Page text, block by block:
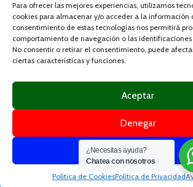
Para ofrecer las mejores experiencias, utilizamos
cookies para almacenar y/o acceder a la información
consentimiento de estas tecnologías nos permitirá
comportamiento de navegación o las identificaciones
No consentir o retirar el consentimiento, puede
ciertas características y funciones.
Aceptar
Denegar
Ver preferencias
Política de CookiesPolítica de Privacidad
Política de cookies
Accesibilidad
Formulario de accesibilidad
Mapa del sitio
2025 Design ByYag
¿Necesitas ayuda?
Chatea con nosotros